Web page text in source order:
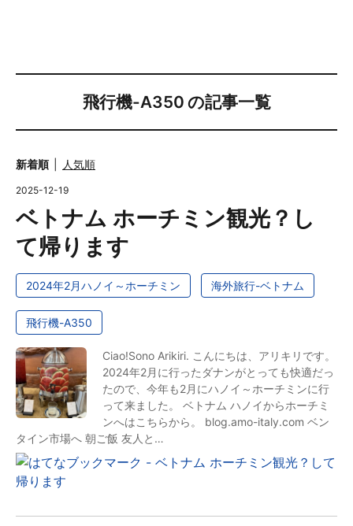
飛行機-A350
新着順 人気順
2025-12-19
ベトナム ホーチミン観光？し
て帰ります
2024年2月ハノイ～ホーチミン 海外旅行-ベトナム
飛行機-A350
Ciao!Sono Arikiri. こんにちは、アリキリです。
2024年2月に行ったダナンがとっても快適だっ
たので、今年も2月にハノイ～ホーチミンに行
って来ました。 ベトナム ハノイからホーチミ
ンへはこちらから。 blog.amo-italy.com ベン
タイン市場へ 朝ご飯 友人と…